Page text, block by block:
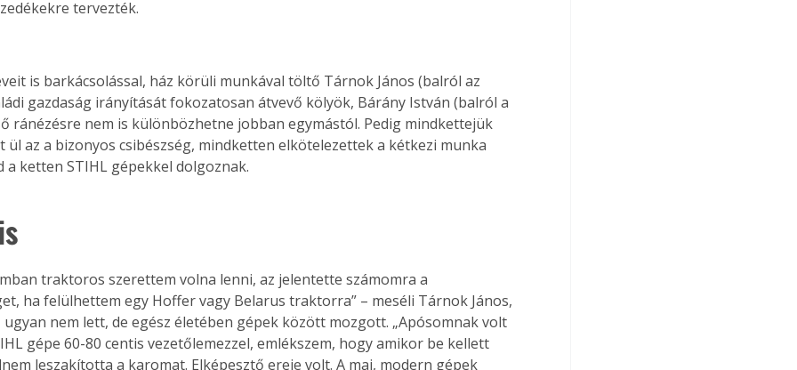
tervezték.
is barkácsolással, ház körüli munkával töltő Tárnok János (balról az
gazdaság irányítását fokozatosan átvevő kölyök, Bárány István (balról a
ránézésre nem is különbözhetne jobban egymástól. Pedig mindkettejük
ül az a bizonyos csibészség, mindketten elkötelezettek a kétkezi munka
a ketten STIHL gépekkel dolgoznak.
traktoros szerettem volna lenni, az jelentette számomra a
ha felülhettem egy Hoffer vagy Belarus traktorra” – meséli Tárnok János,
nem lett, de egész életében gépek között mozgott. „Apósomnak volt
gépe 60-80 centis vezetőlemezzel, emlékszem, hogy amikor be kellett
leszakította a karomat. Elképesztő ereje volt. A mai, modern gépek